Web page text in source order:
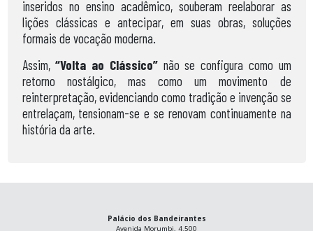
inseridos no ensino acadêmico, souberam reelaborar as
lições clássicas e antecipar, em suas obras, soluções
formais de vocação moderna.
Assim,“Volta ao Clássico”não se configura como um
retorno nostálgico, mas como um movimento de
reinterpretação, evidenciando como tradição e invenção se
entrelaçam, tensionam-se e se renovam continuamente na
história da arte.
Palácio dos Bandeirantes
Avenida Morumbi, 4.500